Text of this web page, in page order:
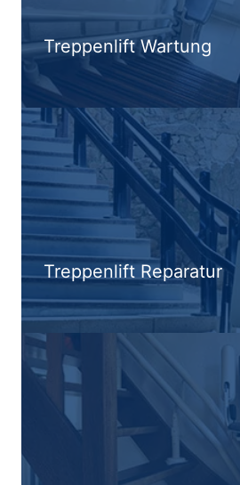
Treppenlift Wartung
Treppenlift Reparatur